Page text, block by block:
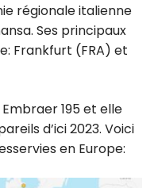
régionale italienne
Ses principaux
Frankfurt (FRA) et
195 et elle
d’ici 2023. Voici
en Europe: